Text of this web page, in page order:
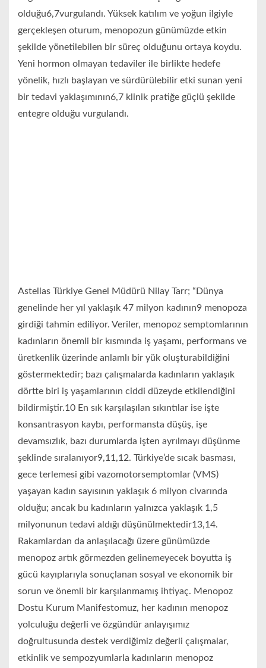
olduğu6,7vurgulandı. Yüksek katılım ve yoğun ilgiyle
gerçekleşen oturum, menopozun günümüzde etkin
şekilde yönetilebilen bir süreç olduğunu ortaya koydu.
Yeni hormon olmayan tedaviler ile birlikte hedefe
yönelik, hızlı başlayan ve sürdürülebilir etki sunan yeni
bir tedavi yaklaşımının6,7 klinik pratiğe güçlü şekilde
entegre olduğu vurgulandı.
Astellas Türkiye Genel Müdürü Nilay Tarr; “Dünya
genelinde her yıl yaklaşık 47 milyon kadının9 menopoza
girdiği tahmin ediliyor. Veriler, menopoz semptomlarının
kadınların önemli bir kısmında iş yaşamı, performans ve
üretkenlik üzerinde anlamlı bir yük oluşturabildiğini
göstermektedir; bazı çalışmalarda kadınların yaklaşık
dörtte biri iş yaşamlarının ciddi düzeyde etkilendiğini
bildirmiştir.10 En sık karşılaşılan sıkıntılar ise işte
konsantrasyon kaybı, performansta düşüş, işe
devamsızlık, bazı durumlarda işten ayrılmayı düşünme
şeklinde sıralanıyor9,11,12. Türkiye’de sıcak basması,
gece terlemesi gibi vazomotorsemptomlar (VMS)
yaşayan kadın sayısının yaklaşık 6 milyon civarında
olduğu; ancak bu kadınların yalnızca yaklaşık 1,5
milyonunun tedavi aldığı düşünülmektedir13,14.
Rakamlardan da anlaşılacağı üzere günümüzde
menopoz artık görmezden gelinemeyecek boyutta iş
gücü kayıplarıyla sonuçlanan sosyal ve ekonomik bir
sorun ve önemli bir karşılanmamış ihtiyaç. Menopoz
Dostu Kurum Manifestomuz, her kadının menopoz
yolculuğu değerli ve özgündür anlayışımız
doğrultusunda destek verdiğimiz değerli çalışmalar,
etkinlik ve sempozyumlarla kadınların menopoz